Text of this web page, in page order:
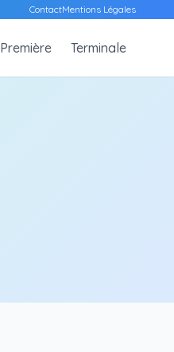
ContactMentions Légales
Première Terminale